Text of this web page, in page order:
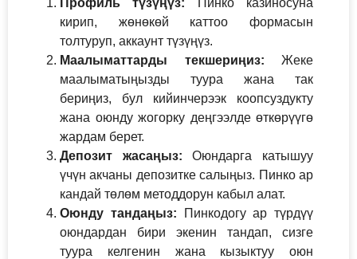
Профиль түзүңүз: Пинко казиносуна
кирип, жөнөкөй каттоо формасын
толтуруп, аккаунт түзүңүз.
Маалыматтарды текшериңиз: Жеке
маалыматыңызды туура жана так
бериңиз, бул кийинчерээк коопсуздукту
жана оюнду жогорку деңгээлде өткөрүүгө
жардам берет.
Депозит жасаңыз: Оюндарга катышуу
үчүн акчаны депозитке салыңыз. Пинко ар
кандай төлөм методдорун кабыл алат.
Оюнду тандаңыз: Пинкодогу ар түрдүү
оюндардан бири экенин тандап, сизге
туура келгенин жана кызыктуу оюн